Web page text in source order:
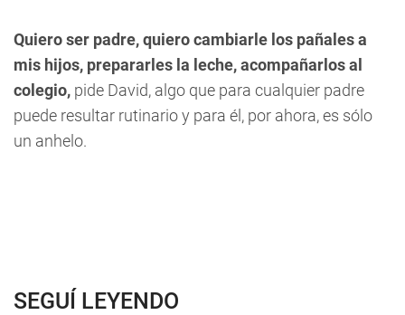
Quiero ser padre, quiero cambiarle los pañales a
mis hijos, prepararles la leche, acompañarlos al
colegio, pide David, algo que para cualquier padre
puede resultar rutinario y para él, por ahora, es sólo
un anhelo.
SEGUÍ LEYENDO